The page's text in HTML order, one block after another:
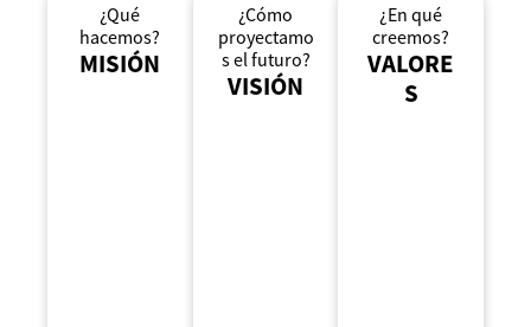
¿Qué
hacemos?
MISIÓN
¿Cómo
proyectamo
s el futuro?
VISIÓN
¿En qué
creemos?
VALORE
S